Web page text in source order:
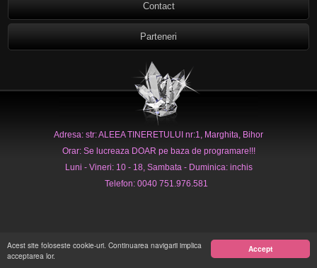
Accept
Acest site foloseste cookie-uri. Continuarea navigarii implica
acceptarea lor.
Contact
Parteneri
Adresa: str: ALEEA TINERETULUI nr:1, Marghita, Bihor
Orar: Se lucreaza DOAR pe baza de programare!!!
Luni - Vineri: 10 - 18, Sambata - Duminica: inchis
Telefon: 0040 751.976.581